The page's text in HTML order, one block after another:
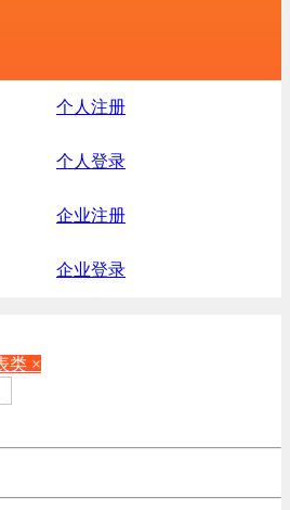
个人注册
个人登录
企业注册
企业登录
类 ×